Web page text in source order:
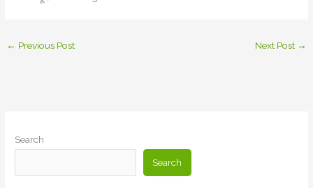
← Previous Post Next Post →
Search
Search